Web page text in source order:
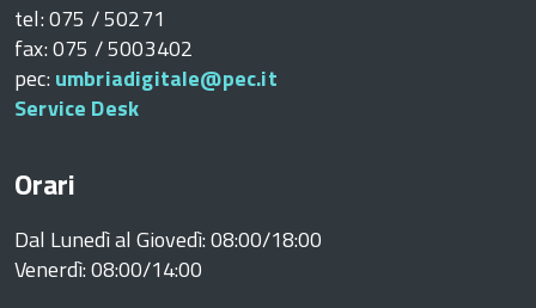
tel: 075 / 50271
fax: 075 / 5003402
pec: umbriadigitale@pec.it
Service Desk
Orari
Dal Lunedì al Giovedì: 08:00/18:00
Venerdì: 08:00/14:00